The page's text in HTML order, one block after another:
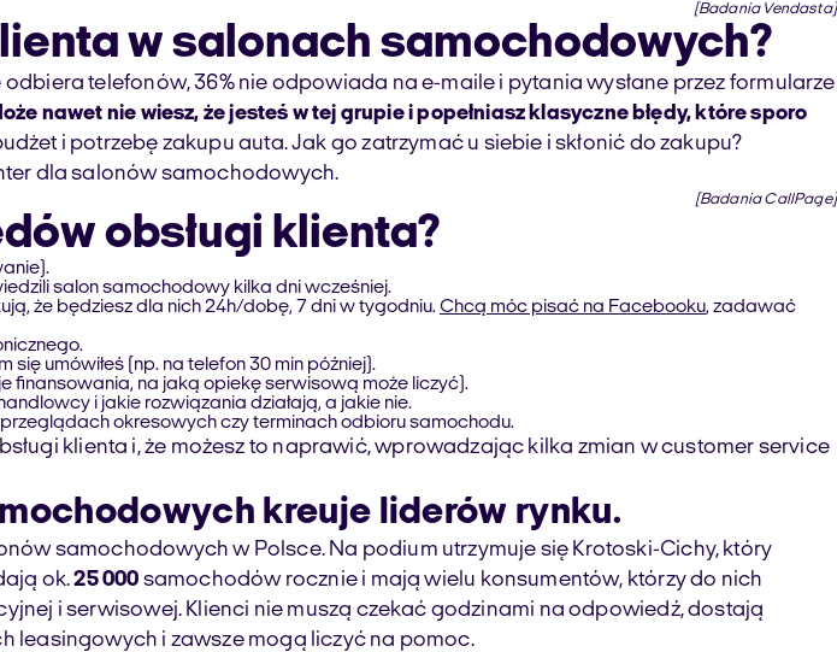
[Badania Vendasta]
w salonach samochodowych?
telefonów, 36% nie odpowiada na e-maile i pytania wysłane przez formularze
nawet nie wiesz, że jesteś w tej grupie i popełniasz klasyczne błędy, które sporo
i potrzebę zakupu auta. Jak go zatrzymać u siebie i skłonić do zakupu?
dla salonów samochodowych.
[Badania CallPage]
obsługi klienta?
salon samochodowy kilka dni wcześniej.
że będziesz dla nich 24h/dobę, 7 dni w tygodniu.Chcą móc pisać na Facebooku, zadawać
umówiłeś (np. na telefon 30 min później).
finansowania, na jaką opiekę serwisową może liczyć).
i jakie rozwiązania działają, a jakie nie.
okresowych czy terminach odbioru samochodu.
klienta i, że możesz to naprawić, wprowadzając kilka zmian w customer service
kreuje liderów rynku.
samochodowych w Polsce. Na podium utrzymuje się Krotoski-Cichy, który
ok.25 000 samochodów rocznie i mają wielu konsumentów, którzy do nich
i serwisowej. Klienci nie muszą czekać godzinami na odpowiedź, dostają
leasingowych i zawsze mogą liczyć na pomoc.